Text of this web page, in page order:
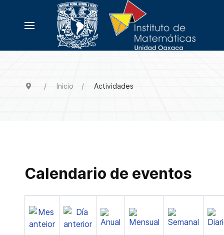
Inicio Actividades
Calendario de eventos